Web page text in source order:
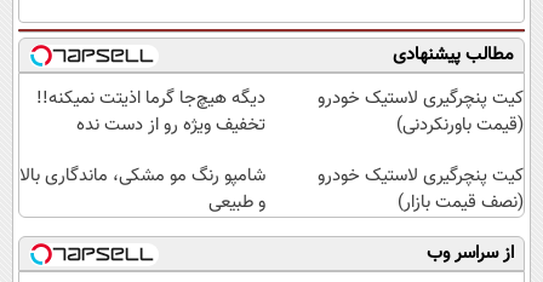
مطالب پیشنهادی
کیت پنچرگیری لاستیک خودرو
(قیمت باورنکردنی)
دیگه هیچ‌جا گرما اذیتت نمیکنه!!
تخفیف ویژه رو از دست نده
کیت پنچرگیری لاستیک خودرو
(نصف قیمت بازار)
شامپو رنگ مو مشکی، ماندگاری بالا
و طبیعی
از سراسر وب